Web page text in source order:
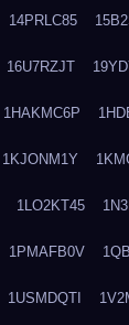
14PRLC85
16U7RZJT
1HAKMC6P
1KJONM1Y
1LO2KT45
1PMAFB0V
1USMDQTI